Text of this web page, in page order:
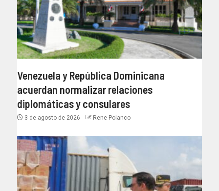
Venezuela y República Dominicana
acuerdan normalizar relaciones
diplomáticas y consulares
3 de agosto de 2026 Rene Polanco